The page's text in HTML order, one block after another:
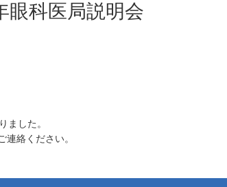
眼科医局説明会
ました。
連絡ください。